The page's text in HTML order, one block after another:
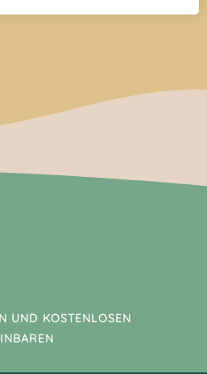
UND KOSTENLOSEN